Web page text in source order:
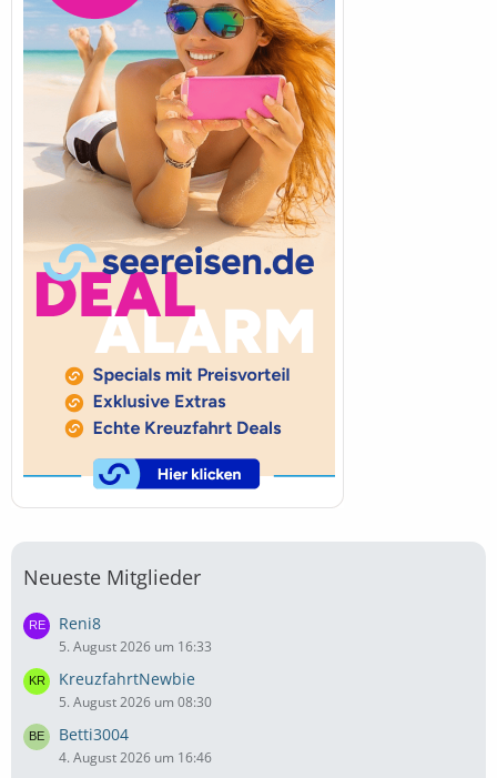
Neueste Mitglieder
Reni8
5. August 2026 um 16:33
KreuzfahrtNewbie
5. August 2026 um 08:30
Betti3004
4. August 2026 um 16:46